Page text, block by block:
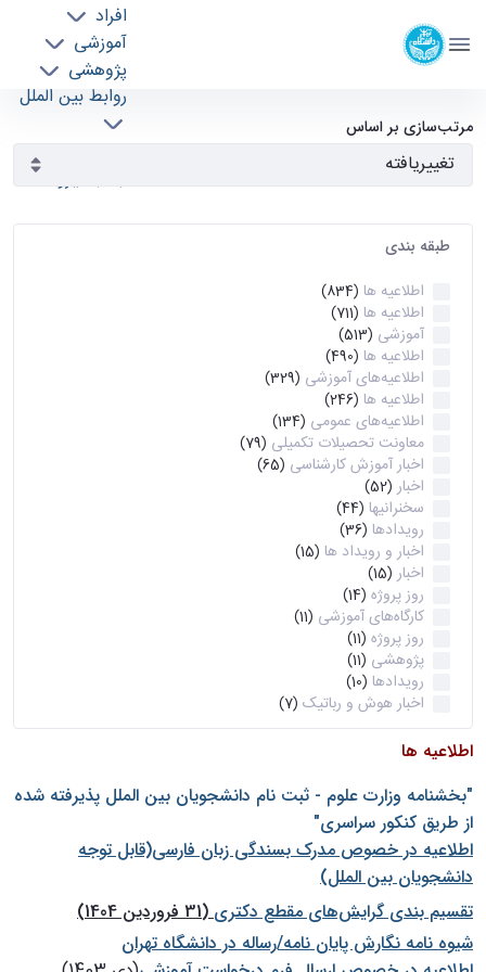
افراد
آموزشی
پژوهشی
روابط بین الملل
خدمات
آرشیو اطلاعیه ها - ece- دانشکده مهندسی برق و
کامپیوتر
مرتب‌سازی بر اساس
طبقه بندی
اطلاعیه ها (834)
اطلاعیه ها (711)
آموزشی (513)
اطلاعیه ها (490)
اطلاعیه‌های‌ آموزشی (329)
اطلاعیه ها (246)
اطلاعیه‌های عمومی (134)
معاونت تحصیلات تکمیلی (79)
اخبار آموزش کارشناسی (65)
اخبار (52)
سخنرانیها (44)
رویدادها (36)
اخبار و رویداد ها (15)
اخبار (15)
روز پروژه (14)
کارگاه‌های آموزشی (11)
روز پروژه (11)
پژوهشی (11)
رویدادها (10)
اخبار هوش و رباتیک (7)
اطلاعیه ها
"بخشنامه وزارت علوم - ثبت نام دانشجويان بين الملل پذيرفته شده
از طريق كنكور سراسری"
اطلاعیه در خصوص مدرک بسندگی زبان فارسی(قابل توجه
دانشجویان بین الملل)
تقسیم بندی گرایش‌های مقطع دکتری(31 فروردین 1404)
شيوه نامه نگارش پايان نامه/رساله در دانشگاه تهران